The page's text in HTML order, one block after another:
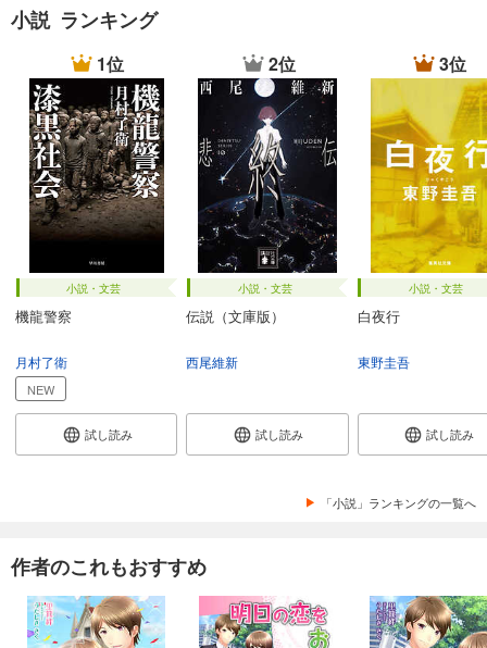
小説 ランキング
1位
小説・文芸
機龍警察
月村了衛
NEW
試し読み
2位
小説・文芸
伝説（文庫版）
西尾維新
試し読み
3位
小説・文芸
白夜行
東野圭吾
試し読み
「小説」ランキングの一覧へ
作者のこれもおすすめ